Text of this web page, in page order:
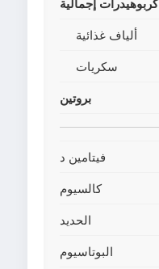
كربوهيدرات إجمالية
ألياف غذائية
سكريات
بروتين
فيتامين د
كالسيوم
الحديد
البوتاسيوم